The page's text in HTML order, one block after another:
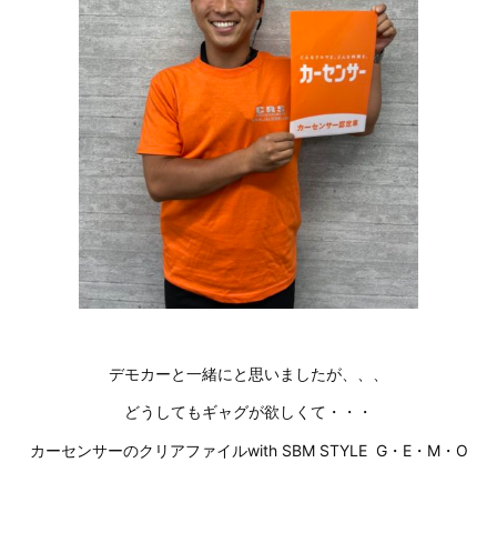
デモカーと一緒にと思いましたが、、、
どうしてもギャグが欲しくて・・・
カーセンサーのクリアファイルwith SBM STYLE G・E・M・O